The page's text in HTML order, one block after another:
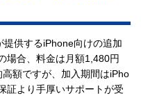
供するiPhone向けの追加
場合、料金は月額1,480円
高額ですが、加入期間はiPho
証より手厚いサポートが受